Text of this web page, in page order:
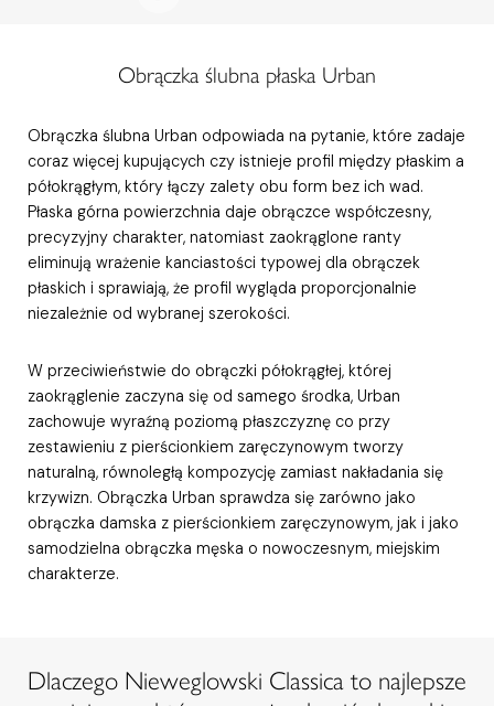
Obrączka ślubna płaska Urban
Obrączka ślubna Urban odpowiada na pytanie, które zadaje
coraz więcej kupujących czy istnieje profil między płaskim a
półokrągłym, który łączy zalety obu form bez ich wad.
Płaska górna powierzchnia daje obrączce współczesny,
precyzyjny charakter, natomiast zaokrąglone ranty
eliminują wrażenie kanciastości typowej dla obrączek
płaskich i sprawiają, że profil wygląda proporcjonalnie
niezależnie od wybranej szerokości.
W przeciwieństwie do obrączki półokrągłej, której
zaokrąglenie zaczyna się od samego środka, Urban
zachowuje wyraźną poziomą płaszczyznę co przy
zestawieniu z pierścionkiem zaręczynowym tworzy
naturalną, równoległą kompozycję zamiast nakładania się
krzywizn. Obrączka Urban sprawdza się zarówno jako
obrączka damska z pierścionkiem zaręczynowym, jak i jako
samodzielna obrączka męska o nowoczesnym, miejskim
charakterze.
Dlaczego Nieweglowski Classica to najlepsze